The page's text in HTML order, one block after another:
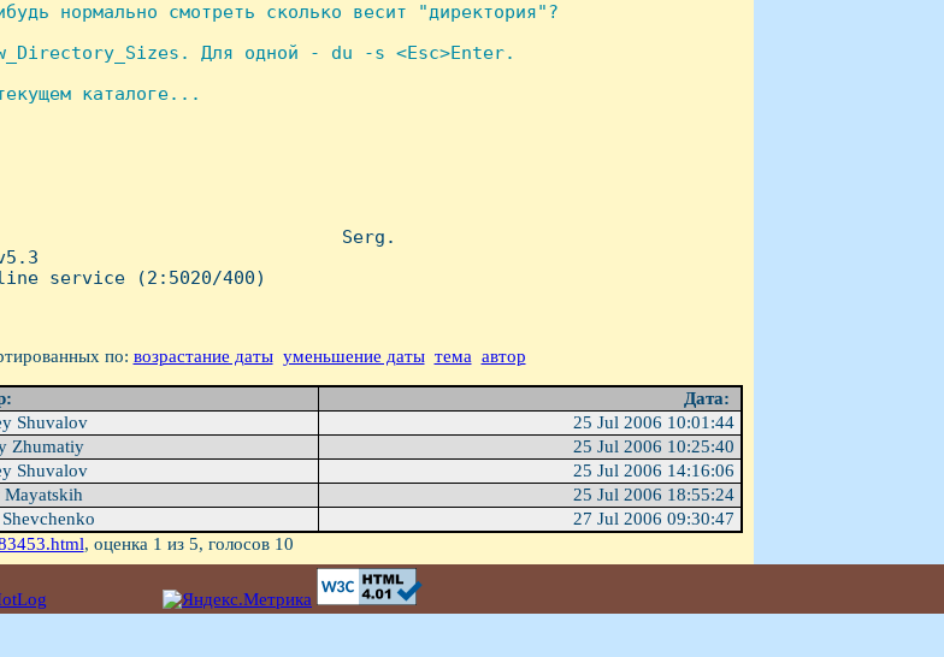
нормально смотреть сколько весит "директория"?
Для одной - du -s <Esc>Enter.
каталоге...
Serg.
service (2:5020/400)
по: возрастание даты уменьшение даты тема автор
Дата:
Shuvalov
25 Jul 2006 10:01:44
Zhumatiy
25 Jul 2006 10:25:40
Shuvalov
25 Jul 2006 14:16:06
25 Jul 2006 18:55:24
27 Jul 2006 09:30:47
, оценка 1 из 5, голосов 10